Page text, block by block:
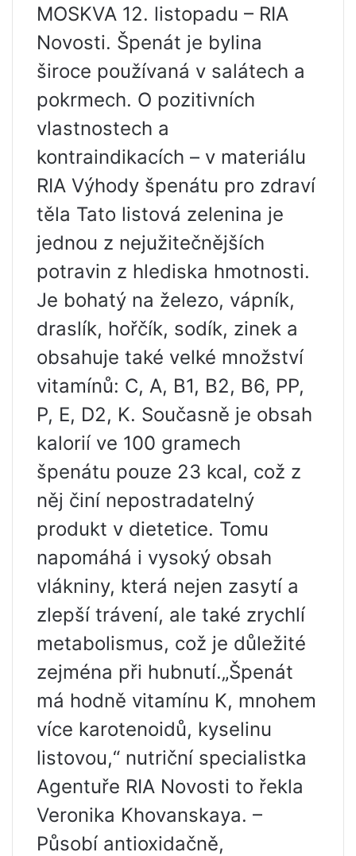
MOSKVA 12. listopadu – RIA
Novosti. Špenát je bylina
široce používaná v salátech a
pokrmech. O pozitivních
vlastnostech a
kontraindikacích – v materiálu
RIA Výhody špenátu pro zdraví
těla Tato listová zelenina je
jednou z nejužitečnějších
potravin z hlediska hmotnosti.
Je bohatý na železo, vápník,
draslík, hořčík, sodík, zinek a
obsahuje také velké množství
vitamínů: C, A, B1, B2, B6, PP,
P, E, D2, K. Současně je obsah
kalorií ve 100 gramech
špenátu pouze 23 kcal, což z
něj činí nepostradatelný
produkt v dietetice. Tomu
napomáhá i vysoký obsah
vlákniny, která nejen zasytí a
zlepší trávení, ale také zrychlí
metabolismus, což je důležité
zejména při hubnutí.„Špenát
má hodně vitamínu K, mnohem
více karotenoidů, kyselinu
listovou,“ nutriční specialistka
Agentuře RIA Novosti to řekla
Veronika Khovanskaya. –
Působí antioxidačně,